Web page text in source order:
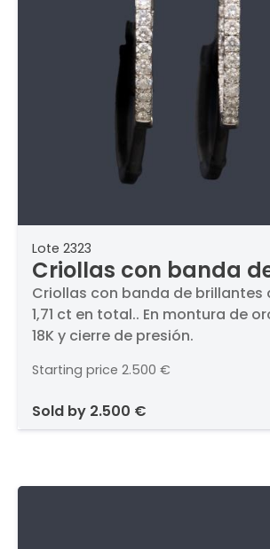
Lote 2323
Criollas con banda
brillantes de aprox.
total.
Criollas con banda de brillantes
1,71 ct en total.. En montura de
18K y cierre de presión.
Starting price 2.500 €
sold by 2.500 €